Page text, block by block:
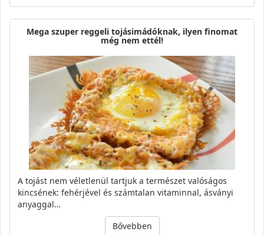
Mega szu­per reg­geli to­jás­imá­dók­nak, ilyen fi­no­mat
még nem ettél!
A tojást nem véletlenül tartjuk a természet valóságos
kincsének: fehérjével és számtalan vitaminnal, ásványi
anyaggal…
Bővebben